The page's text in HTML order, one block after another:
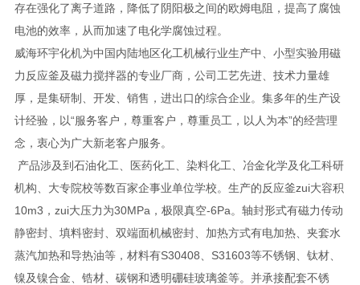
存在强化了离子道路，降低了阴阳极之间的欧姆电阻，提高了腐蚀
电池的效率，从而加速了电化学腐蚀过程。
威海环宇化机为中国内陆地区化工机械行业生产中、小型实验用磁
力反应釜及磁力搅拌器的专业厂商，公司工艺先进、技术力量雄
厚，是集研制、开发、销售，进出口的综合企业。集多年的生产设
计经验，以“服务客户，尊重客户，尊重员工，以人为本”的经营理
念，衷心为广大新老客户服务。
产品涉及到石油化工、医药化工、染料化工、冶金化学及化工科研
机构、大专院校等数百家企事业单位学校。生产的反应釜zui大容积
10m3，zui大压力为30MPa，极限真空-6Pa。轴封形式有磁力传动
静密封、填料密封、双端面机械密封、加热方式有电加热、夹套水
蒸汽加热和导热油等，材料有S30408、S31603等不锈钢、钛材、
镍及镍合金、锆材、碳钢和透明硼硅玻璃釜等。并承接配套不锈